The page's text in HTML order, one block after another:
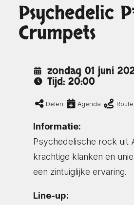
Psychedelic
Crumpets
zondag 01 juni
Tijd: 20:00
Delen Agenda Route
Informatie:
Psychedelische rock uit
krachtige klanken en
een zintuiglijke ervaring.
Line-up: